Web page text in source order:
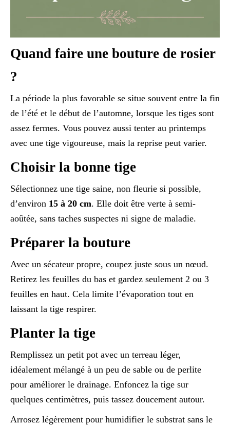
Quand faire une bouture de rosier
?
La période la plus favorable se situe souvent entre la fin
de l’été et le début de l’automne, lorsque les tiges sont
assez fermes. Vous pouvez aussi tenter au printemps
avec une tige vigoureuse, mais la reprise peut varier.
Choisir la bonne tige
Sélectionnez une tige saine, non fleurie si possible,
d’environ 15 à 20 cm. Elle doit être verte à semi-
aoûtée, sans taches suspectes ni signe de maladie.
Préparer la bouture
Avec un sécateur propre, coupez juste sous un nœud.
Retirez les feuilles du bas et gardez seulement 2 ou 3
feuilles en haut. Cela limite l’évaporation tout en
laissant la tige respirer.
Planter la tige
Remplissez un petit pot avec un terreau léger,
idéalement mélangé à un peu de sable ou de perlite
pour améliorer le drainage. Enfoncez la tige sur
quelques centimètres, puis tassez doucement autour.
Arrosez légèrement pour humidifier le substrat sans le